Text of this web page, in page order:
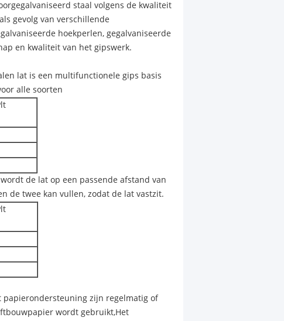
staal volgens de kwaliteit
gevolg van verschillende
hoekperlen, gegalvaniseerde
en kwaliteit van het gipswerk.
lat is een multifunctionele gips basis
alle soorten
de lat op een passende afstand van
de twee kan vullen, zodat de lat vastzit.
zijn regelmatig of
wordt gebruikt,Het